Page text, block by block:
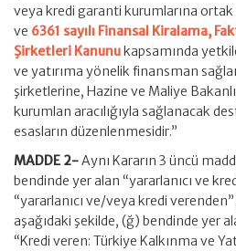
veya kredi garanti kurumlarına ortak
ve 6361 sayılı Finansal Kiralama,
Şirketleri Kanunukapsamında
ve yatırıma yönelik finansman
şirketlerine, Hazine ve Maliye
kurumlan aracılığıyla sağlanacak
esasların düzenlenmesidir.”
MADDE 2-Aynı Kararın 3 üncü
bendinde yer alan “yararlanıcı ve
“yararlanıcı ve/veya kredi
aşağıdaki şekilde, (ğ) bendinde yer
“Kredi veren: Türkiye Kalkınma ve